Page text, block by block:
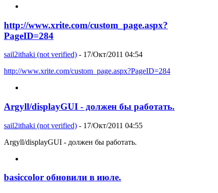
http://www.xrite.com/custom_page.aspx?
PageID=284
sail2ithaki (not verified) - 17/Окт/2011 04:54
http://www.xrite.com/custom_page.aspx?PageID=284
Argyll/displayGUI - должен бы работать.
sail2ithaki (not verified) - 17/Окт/2011 04:55
Argyll/displayGUI - должен бы работать.
basiccolor обновили в июле.